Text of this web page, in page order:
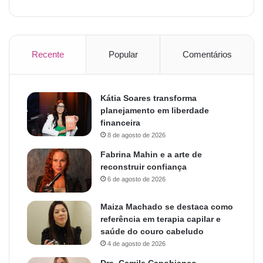
Recente Popular Comentários
Kátia Soares transforma
planejamento em liberdade
financeira
8 de agosto de 2026
Fabrina Mahin e a arte de
reconstruir confiança
6 de agosto de 2026
Maiza Machado se destaca como
referência em terapia capilar e
saúde do couro cabeludo
4 de agosto de 2026